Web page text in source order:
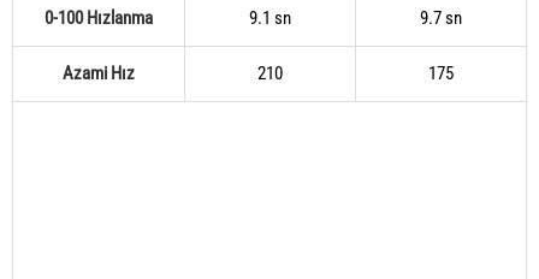
0-100 Hızlanma 9.1 sn 9.7 sn
Azami Hız 210 175